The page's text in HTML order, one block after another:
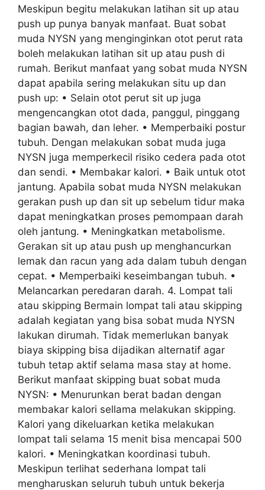
Meskipun begitu melakukan latihan sit up atau
push up punya banyak manfaat. Buat sobat
muda NYSN yang menginginkan otot perut rata
boleh melakukan latihan sit up atau push di
rumah. Berikut manfaat yang sobat muda NYSN
dapat apabila sering melakukan situ up dan
push up: • Selain otot perut sit up juga
mengencangkan otot dada, panggul, pinggang
bagian bawah, dan leher. • Memperbaiki postur
tubuh. Dengan melakukan sobat muda juga
NYSN juga memperkecil risiko cedera pada otot
dan sendi. • Membakar kalori. • Baik untuk otot
jantung. Apabila sobat muda NYSN melakukan
gerakan push up dan sit up sebelum tidur maka
dapat meningkatkan proses pemompaan darah
oleh jantung. • Meningkatkan metabolisme.
Gerakan sit up atau push up menghancurkan
lemak dan racun yang ada dalam tubuh dengan
cepat. • Memperbaiki keseimbangan tubuh. •
Melancarkan peredaran darah. 4. Lompat tali
atau skipping Bermain lompat tali atau skipping
adalah kegiatan yang bisa sobat muda NYSN
lakukan dirumah. Tidak memerlukan banyak
biaya skipping bisa dijadikan alternatif agar
tubuh tetap aktif selama masa stay at home.
Berikut manfaat skipping buat sobat muda
NYSN: • Menurunkan berat badan dengan
membakar kalori sellama melakukan skipping.
Kalori yang dikeluarkan ketika melakukan
lompat tali selama 15 menit bisa mencapai 500
kalori. • Meningkatkan koordinasi tubuh.
Meskipun terlihat sederhana lompat tali
mengharuskan seluruh tubuh untuk bekerja